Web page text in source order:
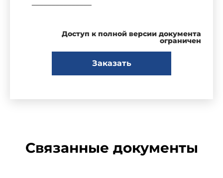
Федерации, 1999, N 14, ст.1650.
** Собрание законодательства Российской
Ввести в действие
санитарно-
Доступ к полной версии документа
ограничен
Заказать
Связанные документы